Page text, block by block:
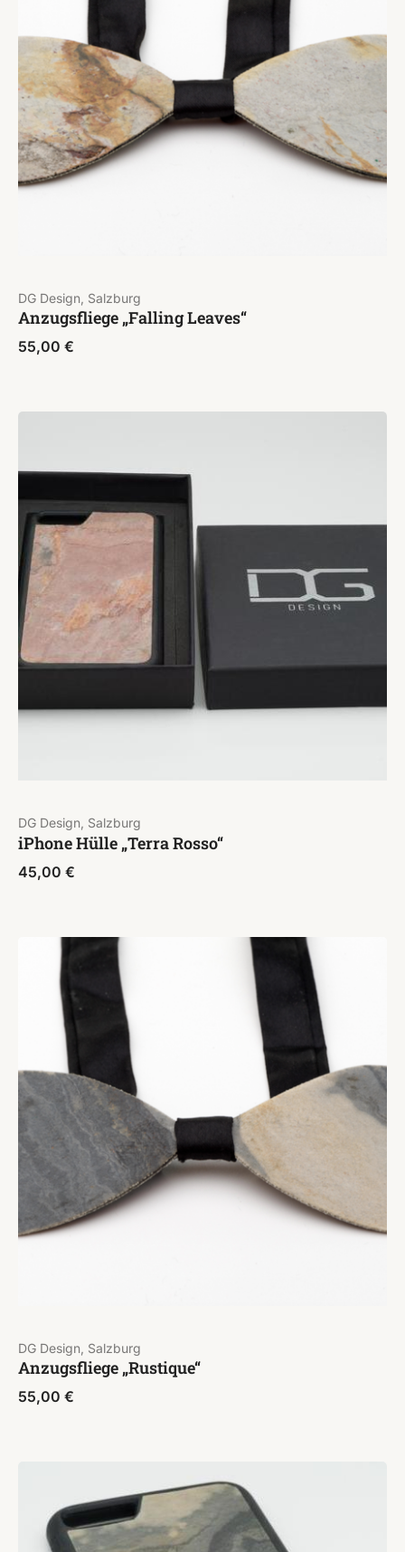
DG Design, Salzburg
Anzugsfliege „Falling Leaves“
55,00 €
DG Design, Salzburg
iPhone Hülle „Terra Rosso“
45,00 €
DG Design, Salzburg
Anzugsfliege „Rustique“
55,00 €